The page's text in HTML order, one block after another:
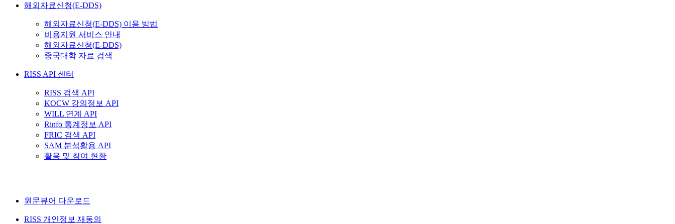
해외자료신청(E-DDS)
해외자료신청(E-DDS) 이용 방법
비용지원 서비스 안내
해외자료신청(E-DDS)
중국대학 자료 검색
RISS API 센터
RISS 검색 API
KOCW 강의정보 API
WILL 연계 API
Rinfo 통계정보 API
FRIC 검색 API
SAM 분석활용 API
활용 및 참여 현황
원문뷰어 다운로드
RISS 개인정보 재동의